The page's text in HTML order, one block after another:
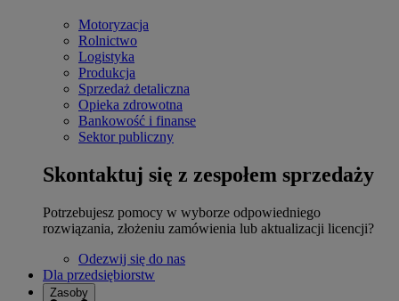
Motoryzacja
Rolnictwo
Logistyka
Produkcja
Sprzedaż detaliczna
Opieka zdrowotna
Bankowość i finanse
Sektor publiczny
Skontaktuj się z zespołem sprzedaży
Potrzebujesz pomocy w wyborze odpowiedniego
rozwiązania, złożeniu zamówienia lub aktualizacji licencji?
Odezwij się do nas
Dla przedsiębiorstw
Zasoby